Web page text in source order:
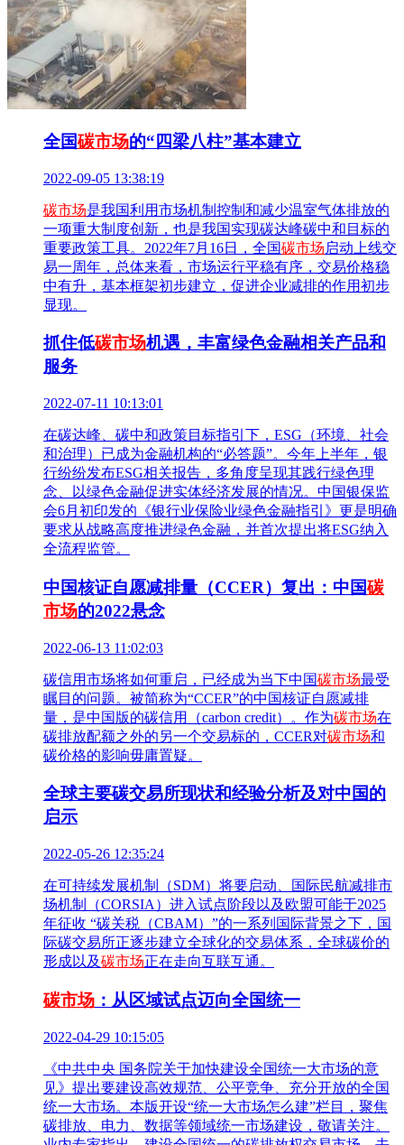
全国碳市场的“四梁八柱”基本建立
2022-09-05 13:38:19
碳市场是我国利用市场机制控制和减少温室气体排放的
一项重大制度创新，也是我国实现碳达峰碳中和目标的
重要政策工具。2022年7月16日，全国碳市场 启动上线交
易一周年，总体来看，市场运行平稳有序，交易价格稳
中有升，基本框架初步建立，促进企业减排的作用初步
显现。
抓住低碳市场机遇，丰富绿色金融相关产品和
服务
2022-07-11 10:13:01
在碳达峰、碳中和政策目标指引下，ESG（环境、社会
和治理）已成为金融机构的“必答题”。今年上半年，银
行纷纷发布ESG相关报告，多角度呈现其践行绿色理
念、以绿色金融促进实体经济发展的情况。中国银保监
会6月初印发的《银行业保险业绿色金融指引》更是明确
要求从战略高度推进绿色金融，并首次提出将ESG纳入
全流程监管。
中国核证自愿减排量（CCER）复出：中国碳
市场的2022悬念
2022-06-13 11:02:03
碳信用市场将如何重启，已经成为当下中国碳市场最受
瞩目的问题。被简称为“CCER”的中国核证自愿减排
量，是中国版的碳信用（carbon credit）。作为碳市场在
碳排放配额之外的另一个交易标的，CCER对碳市场和
碳价格的影响毋庸置疑。
全球主要碳交易所现状和经验分析及对中国的
启示
2022-05-26 12:35:24
在可持续发展机制（SDM）将要启动、国际民航减排市
场机制（CORSIA）进入试点阶段以及欧盟可能于2025
年征收 “碳关税（CBAM）”的一系列国际背景之下，国
际碳交易所正逐步建立全球化的交易体系，全球碳价的
形成以及碳市场正在走向互联互通。
碳市场 ：从区域试点迈向全国统一
2022-04-29 10:15:05
《中共中央 国务院关于加快建设全国统一大市场的意
见》提出要建设高效规范、公平竞争、充分开放的全国
统一大市场。本版开设“统一大市场怎么建”栏目，聚焦
碳排放、电力、数据等领域统一市场建设，敬请关注。